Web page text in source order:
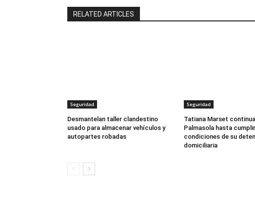
RELATED ARTICLES
Seguridad
Desmantelan taller clandestino
usado para almacenar vehículos y
autopartes robadas
Seguridad
Tatiana Marset
Palmasola hasta
condiciones de su
domiciliaria